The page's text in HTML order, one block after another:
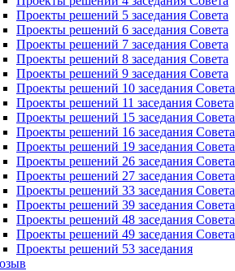
Проекты решений 5 заседания Совета
Проекты решений 6 заседания Совета
Проекты решений 7 заседания Совета
Проекты решений 8 заседания Совета
Проекты решений 9 заседания Совета
Проекты решений 10 заседания Совета
Проекты решений 11 заседания Совета
Проекты решений 15 заседания Совета
Проекты решений 16 заседания Совета
Проекты решений 19 заседания Совета
Проекты решений 26 заседания Совета
Проекты решений 27 заседания Совета
Проекты решений 33 заседания Совета
Проекты решений 39 заседания Совета
Проекты решений 48 заседания Совета
Проекты решений 49 заседания Совета
Проекты решений 53 заседания